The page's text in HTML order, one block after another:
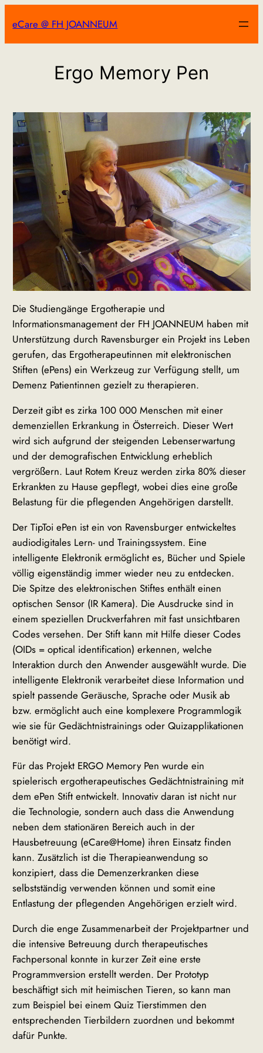
Inhalt
springen
eCare @ FH JOANNEUM
Ergo Memory Pen
Die Studiengänge Ergotherapie und
Informationsmanagement der FH JOANNEUM haben mit
Unterstützung durch Ravensburger ein Projekt ins Leben
gerufen, das Ergotherapeutinnen mit elektronischen
Stiften (ePens) ein Werkzeug zur Verfügung stellt, um
Demenz Patientinnen gezielt zu therapieren.
Derzeit gibt es zirka 100 000 Menschen mit einer
demenziellen Erkrankung in Österreich. Dieser Wert
wird sich aufgrund der steigenden Lebenserwartung
und der demografischen Entwicklung erheblich
vergrößern. Laut Rotem Kreuz werden zirka 80% dieser
Erkrankten zu Hause gepflegt, wobei dies eine große
Belastung für die pflegenden Angehörigen darstellt.
Der TipToi ePen ist ein von Ravensburger entwickeltes
audiodigitales Lern- und Trainingssystem. Eine
intelligente Elektronik ermöglicht es, Bücher und Spiele
völlig eigenständig immer wieder neu zu entdecken.
Die Spitze des elektronischen Stiftes enthält einen
optischen Sensor (IR Kamera). Die Ausdrucke sind in
einem speziellen Druckverfahren mit fast unsichtbaren
Codes versehen. Der Stift kann mit Hilfe dieser Codes
(OIDs = optical identification) erkennen, welche
Interaktion durch den Anwender ausgewählt wurde. Die
intelligente Elektronik verarbeitet diese Information und
spielt passende Geräusche, Sprache oder Musik ab
bzw. ermöglicht auch eine komplexere Programmlogik
wie sie für Gedächtnistrainings oder Quizapplikationen
benötigt wird.
Für das Projekt ERGO Memory Pen wurde ein
spielerisch ergotherapeutisches Gedächtnistraining mit
dem ePen Stift entwickelt. Innovativ daran ist nicht nur
die Technologie, sondern auch dass die Anwendung
neben dem stationären Bereich auch in der
Hausbetreuung (eCare@Home) ihren Einsatz finden
kann. Zusätzlich ist die Therapieanwendung so
konzipiert, dass die Demenzerkranken diese
selbstständig verwenden können und somit eine
Entlastung der pflegenden Angehörigen erzielt wird.
Durch die enge Zusammenarbeit der Projektpartner und
die intensive Betreuung durch therapeutisches
Fachpersonal konnte in kurzer Zeit eine erste
Programmversion erstellt werden. Der Prototyp
beschäftigt sich mit heimischen Tieren, so kann man
zum Beispiel bei einem Quiz Tierstimmen den
entsprechenden Tierbildern zuordnen und bekommt
dafür Punkte.